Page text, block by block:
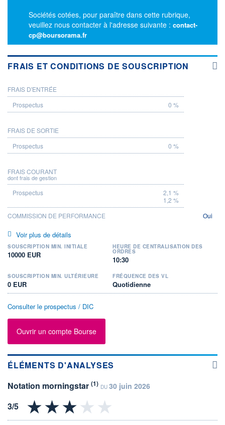
Sociétés cotées, pour paraître dans cette rubrique,
veuillez nous contacter à l'adresse suivante : contact-
cp@boursorama.fr
FRAIS ET CONDITIONS DE SOUSCRIPTION
PROSPECTUS
FRAIS D'ENTRÉE
0 %
FRAIS DE SORTIE
0 %
FRAIS COURANT
dont frais de gestion
2,1 %
1,2 %
COMMISSION DE PERFORMANCE
Oui
Voir plus de détails
SOUSCRIPTION MIN. INITIALE
10000 EUR
HEURE DE CENTRALISATION DES
ORDRES
10:30
SOUSCRIPTION MIN. ULTÉRIEURE
0 EUR
FRÉQUENCE DES VL
Quotidienne
Consulter le prospectus / DIC
Ouvrir un compte Bourse
ÉLÉMENTS D'ANALYSES
Notation morningstar (1) DU 30 juin 2026